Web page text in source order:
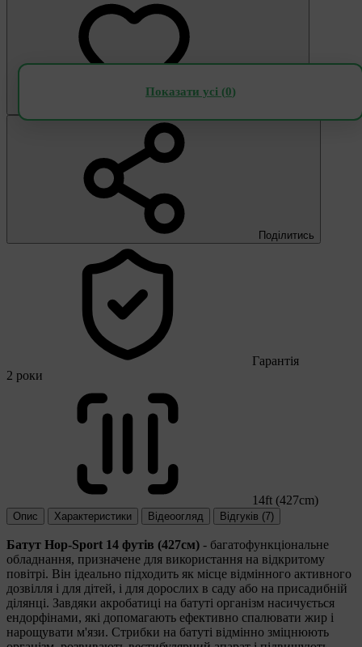
Показати усі (0)
Поділитись
Гарантія
2 роки
14ft (427cm)
Опис Характеристики Відеоогляд Відгуків (7)
Батут Hop-Sport 14 футів (427см) - багатофункціональне
обладнання, призначене для використання на відкритому
повітрі. Він ідеально підходить як місце відмінного активного
дозвілля і для дітей, і для дорослих в саду або на присадибній
ділянці. Завдяки акробатиці на батуті організм насичується
ендорфінами, які допомагають ефективно спалювати жир і
нарощувати м'язи. Стрибки на батуті відмінно зміцнюють